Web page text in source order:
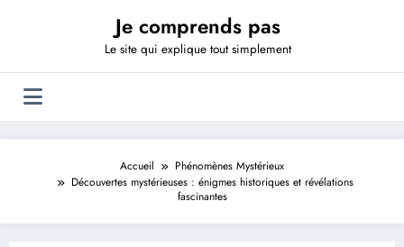
Je comprends pas
Le site qui explique tout simplement
Accueil
Phénomènes Mystérieux
Découvertes mystérieuses : énigmes historiques et révélations
fascinantes